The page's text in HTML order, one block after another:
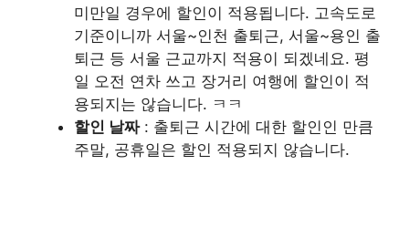
미만일 경우에 할인이 적용됩니다. 고속도로
기준이니까 서울~인천 출퇴근, 서울~용인 출
퇴근 등 서울 근교까지 적용이 되겠네요. 평
일 오전 연차 쓰고 장거리 여행에 할인이 적
용되지는 않습니다. ㅋㅋ
할인 날짜: 출퇴근 시간에 대한 할인인 만큼
주말, 공휴일은 할인 적용되지 않습니다.